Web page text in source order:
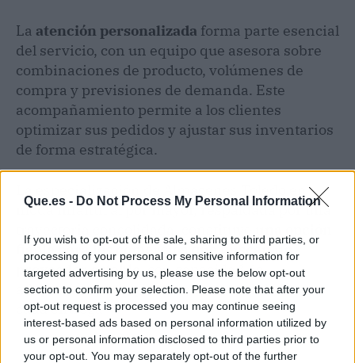
Que.es - Do Not Process My Personal Information
If you wish to opt-out of the sale, sharing to third parties, or
processing of your personal or sensitive information for
targeted advertising by us, please use the below opt-out
section to confirm your selection. Please note that after your
opt-out request is processed you may continue seeing
interest-based ads based on personal information utilized by
us or personal information disclosed to third parties prior to
your opt-out. You may separately opt-out of the further
La atención personalizada forma parte esencial
del servicio, con un equipo que asesora sobre
combinaciones de producto, volúmenes de
compra y previsiones de demanda. Este
acompañamiento permite a los clientes
optimizar sus pedidos y ajustar sus inventarios
de forma estratégica.
moda infantil al por mayor, respaldada por una
fiable para los comercios que buscan un
proveedor estable, con capacidad de
adaptación y compromiso con la calidad en
cada entrega.